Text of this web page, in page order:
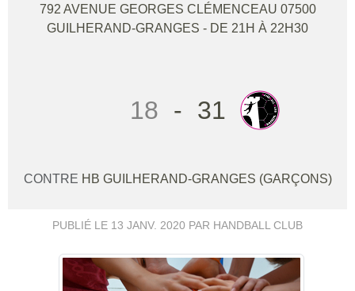
792 AVENUE GEORGES CLÉMENCEAU 07500
GUILHERAND-GRANGES - DE 21H À 22H30
18 - 31
CONTRE HB GUILHERAND-GRANGES (GARÇONS)
PUBLIÉ LE 13 JANV. 2020 PAR HANDBALL CLUB